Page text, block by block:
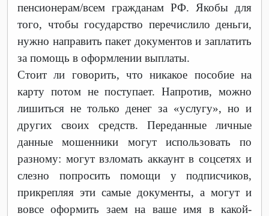
пенсионерам/всем гражданам РФ. Якобы для
того, чтобы государство перечислило деньги,
нужно направить пакет документов и заплатить
за помощь в оформлении выплаты.
Стоит ли говорить, что никакое пособие на
карту потом не поступает. Напротив, можно
лишиться не только денег за «услугу», но и
других своих средств. Переданные личные
данные мошенники могут использовать по
разному: могут взломать аккаунт в соцсетях и
слезно попросить помощи у подписчиков,
прикрепляя эти самые документы, а могут и
вовсе оформить заем на ваше имя в какой-